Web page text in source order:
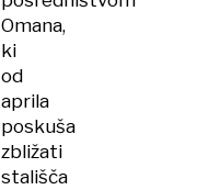
Omana,
ki
od
aprila
poskuša
zbližati
stališča